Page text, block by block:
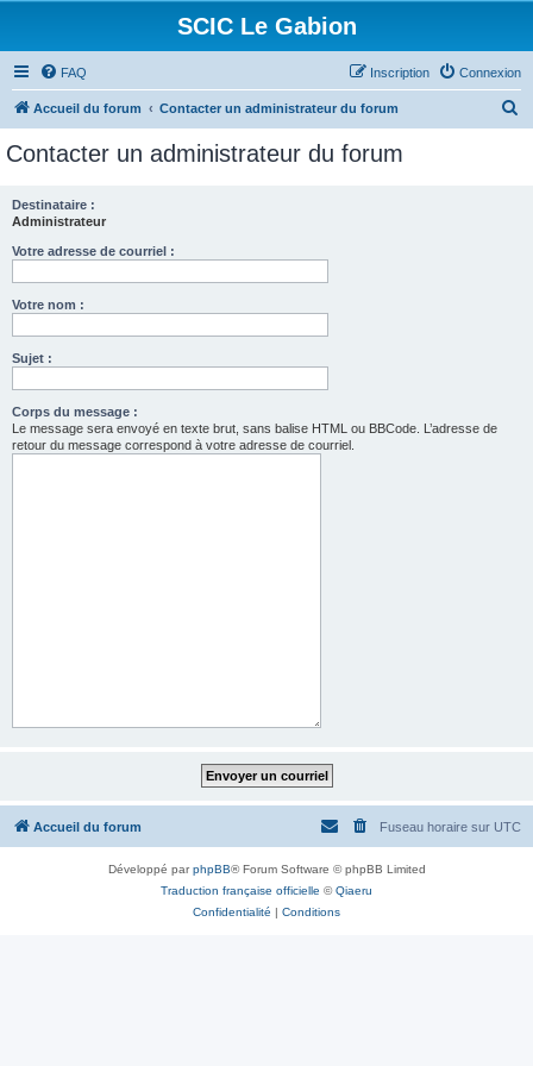
SCIC Le Gabion
FAQ Connexion
Inscription
Accueil du forum Contacter un administrateur du forum
Contacter un administrateur du forum
Destinataire :
Administrateur
Votre adresse de courriel :
Votre nom :
Sujet :
Corps du message :
Le message sera envoyé en texte brut, sans balise HTML ou BBCode. L’adresse de
retour du message correspond à votre adresse de courriel.
Accueil du forum Fuseau horaire sur UTC
Développé parphpBB® Forum Software © phpBB Limited
Traduction française officielle ©Qiaeru
Confidentialité | Conditions